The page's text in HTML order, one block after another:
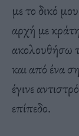
με το δικό
αρχή με
ακολουθήσω
και από ένα
έγινε
επίπεδο.